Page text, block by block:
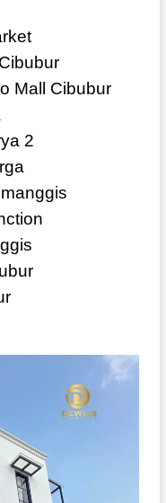
Mall Cibubur
2